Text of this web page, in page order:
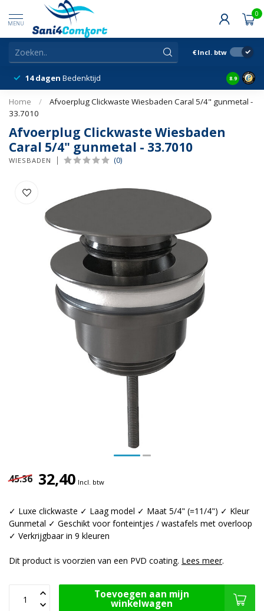
MENU
0
€ Incl. btw
14 dagen Bedenktijd Snelle
8.9
Home /
Afvoerplug Clickwaste Wiesbaden Caral 5/4" gunmetal -
33.7010
Afvoerplug Clickwaste Wiesbaden
Caral 5/4" gunmetal - 33.7010
WIESBADEN (0)
45.36 32,40 Incl. btw
✓ Luxe clickwaste ✓ Laag model ✓ Maat 5/4" (=11/4") ✓ Kleur
Gunmetal ✓ Geschikt voor fonteintjes / wastafels met overloop
✓ Verkrijgbaar in 9 kleuren
Dit product is voorzien van een PVD coating. Lees meer.
Toevoegen aan mijn
winkelwagen